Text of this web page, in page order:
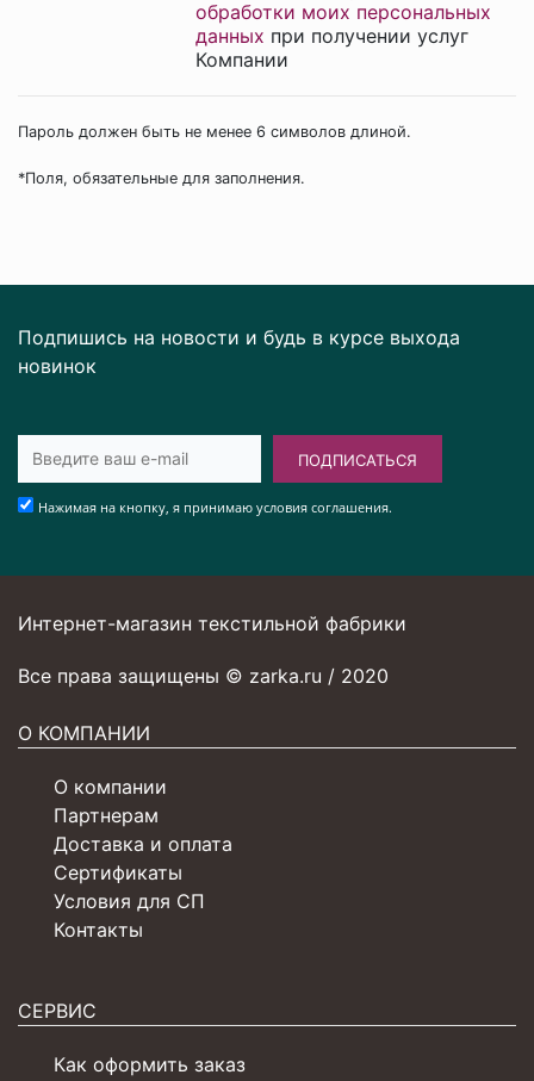
обработки моих персональных
данных при получении услуг
Компании
Пароль должен быть не менее 6 символов длиной.
*Поля, обязательные для заполнения.
Подпишись на новости и будь в курсе выхода
новинок
ПОДПИСАТЬСЯ
Нажимая на кнопку, я принимаю условия соглашения.
Интернет-магазин текстильной фабрики
Все права защищены © zarka.ru / 2020
О КОМПАНИИ
О компании
Партнерам
Доставка и оплата
Сертификаты
Условия для СП
Контакты
СЕРВИС
Как оформить заказ